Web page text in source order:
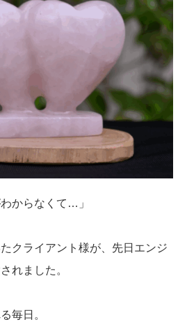
からなくて…」
クライアント様が、先日エンジ
れました。
毎日。